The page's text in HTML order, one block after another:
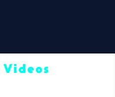
Videos